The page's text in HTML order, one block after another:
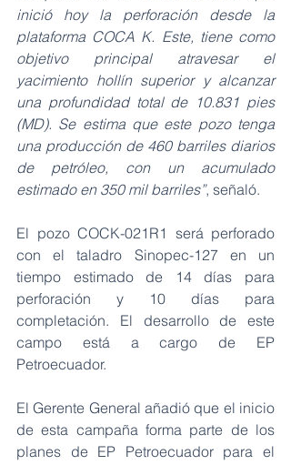
inició hoy la perforación desde la
plataforma COCA K. Este, tiene como
objetivo principal atravesar el
yacimiento hollín superior y alcanzar
una profundidad total de 10.831 pies
(MD). Se estima que este pozo tenga
una producción de 460 barriles diarios
de petróleo, con un acumulado
estimado en 350 mil barriles”, señaló.
El pozo COCK-021R1 será perforado
con el taladro Sinopec-127 en un
tiempo estimado de 14 días para
perforación y 10 días para
completación. El desarrollo de este
campo está a cargo de EP
Petroecuador.
El Gerente General añadió que el inicio
de esta campaña forma parte de los
planes de EP Petroecuador para el